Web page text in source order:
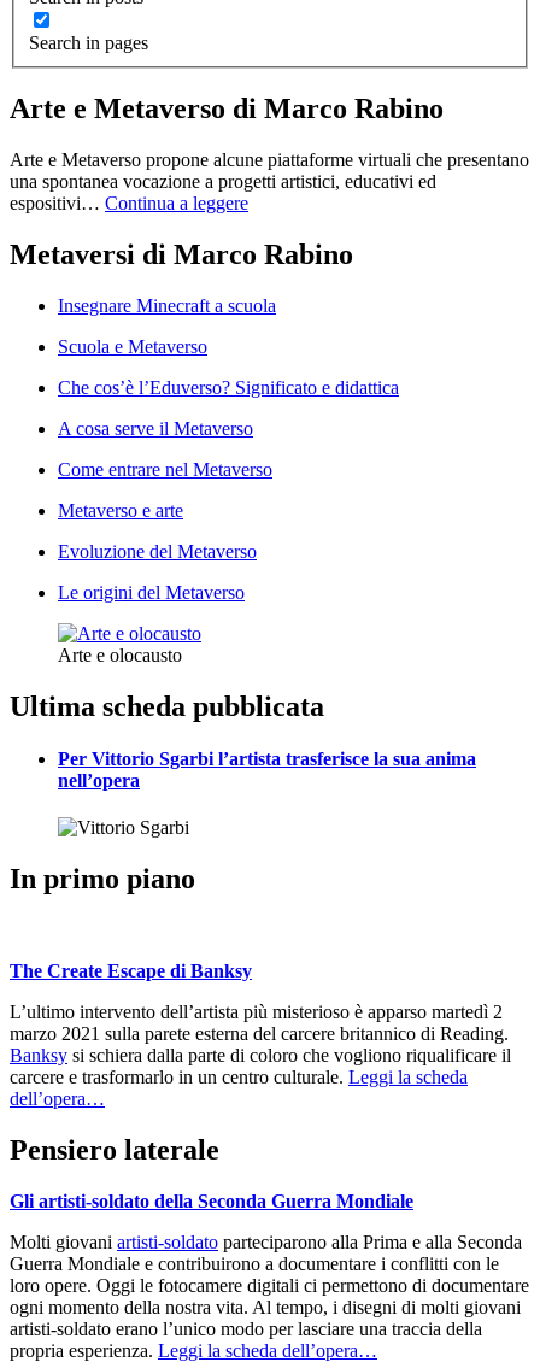
Search in pages
Arte e Metaverso di Marco Rabino
Arte e Metaverso propone alcune piattaforme virtuali che presentano
una spontanea vocazione a progetti artistici, educativi ed
espositivi… Continua a leggere
Metaversi di Marco Rabino
Insegnare Minecraft a scuola
Scuola e Metaverso
Che cos’è l’Eduverso? Significato e didattica
A cosa serve il Metaverso
Come entrare nel Metaverso
Metaverso e arte
Evoluzione del Metaverso
Le origini del Metaverso
Arte e olocausto
Ultima scheda pubblicata
Per Vittorio Sgarbi l’artista trasferisce la sua anima
nell’opera
In primo piano
The Create Escape di Banksy
L’ultimo intervento dell’artista più misterioso è apparso martedì 2
marzo 2021 sulla parete esterna del carcere britannico di Reading.
Banksy si schiera dalla parte di coloro che vogliono riqualificare il
carcere e trasformarlo in un centro culturale. Leggi la scheda
dell’opera…
Pensiero laterale
Gli artisti-soldato della Seconda Guerra Mondiale
Molti giovani artisti-soldato parteciparono alla Prima e alla Seconda
Guerra Mondiale e contribuirono a documentare i conflitti con le
loro opere. Oggi le fotocamere digitali ci permettono di documentare
ogni momento della nostra vita. Al tempo, i disegni di molti giovani
artisti-soldato erano l’unico modo per lasciare una traccia della
propria esperienza. Leggi la scheda dell’opera…